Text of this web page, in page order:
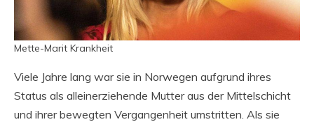
Mette-Marit Krankheit
Viele Jahre lang war sie in Norwegen aufgrund ihres
Status als alleinerziehende Mutter aus der Mittelschicht
und ihrer bewegten Vergangenheit umstritten. Als sie